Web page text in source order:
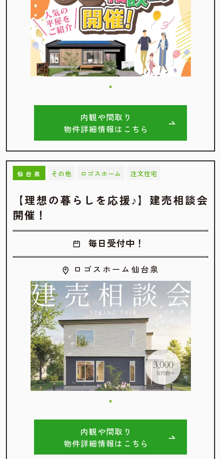
内観や間取り
物件詳細情報はこちら
仙台泉 その他 ロゴスホーム 注文住宅
【理想の暮らしを応援♪】建売相談会
開催！
毎日受付中！
ロゴスホーム仙台泉
内観や間取り
物件詳細情報はこちら